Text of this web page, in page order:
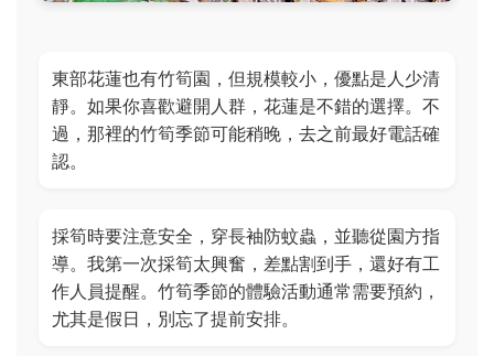
東部花蓮也有竹筍園，但規模較小，優點是人少清
靜。如果你喜歡避開人群，花蓮是不錯的選擇。不
過，那裡的竹筍季節可能稍晚，去之前最好電話確
認。
採筍時要注意安全，穿長袖防蚊蟲，並聽從園方指
導。我第一次採筍太興奮，差點割到手，還好有工
作人員提醒。竹筍季節的體驗活動通常需要預約，
尤其是假日，別忘了提前安排。